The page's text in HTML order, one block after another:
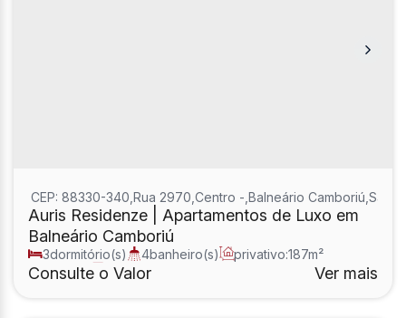
Auris Residenze | Apartamentos de Luxo em
Balneário Camboriú
Consulte o Valor
CEP: 88330-340 Rua 2970 Centro Balneário Camboriú Santa
3dormitório(s) 4banheiro(s) privativo:187m²
1sala(s) 3 suíte(s) Ver mais